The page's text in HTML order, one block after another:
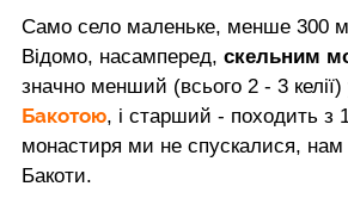
Само село маленьке, менше 300
Відомо, насамперед, скельним
значно менший (всього 2 - 3 келії)
Бакотою, і старший - походить з
монастиря ми не спускалися,
Бакоти.